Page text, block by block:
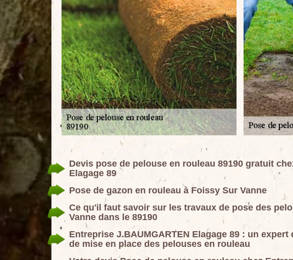
Devis pose de pelouse en rouleau 89190 gratuit
Elagage 89
Pose de gazon en rouleau à Foissy Sur Vanne
Ce qu'il faut savoir sur les travaux de pose des
Vanne dans le 89190
Entreprise J.BAUMGARTEN Elagage 89 : un
de mise en place des pelouses en rouleau